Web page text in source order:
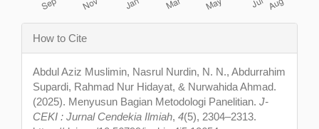
Article
Details
How to Cite
Abdul Aziz Muslimin, Nasrul Nurdin, N. N., Abdurrahim
Supardi, Rahmad Nur Hidayat, & Nurwahida Ahmad.
(2025). Menyusun Bagian Metodologi Panelitian. J-
CEKI : Jurnal Cendekia Ilmiah, 4(5), 2304–2313.